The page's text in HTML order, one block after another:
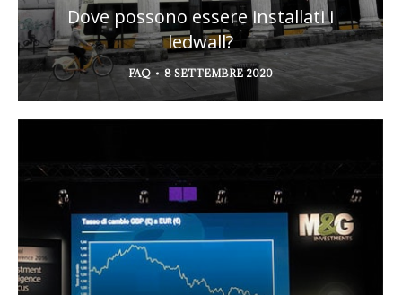
Dove possono essere installati i
ledwall?
FAQ 8 SETTEMBRE 2020